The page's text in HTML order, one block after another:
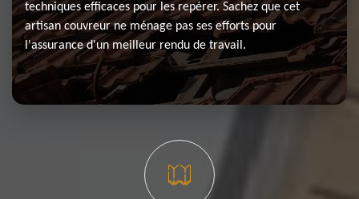
techniques efficaces pour les repérer. Sachez que cet
artisan couvreur ne ménage pas ses efforts pour
l'assurance d'un meilleur rendu de travail.